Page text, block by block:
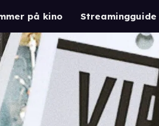
på kino Streamingguide